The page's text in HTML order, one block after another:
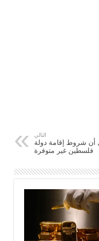
التالي
أن شروط إقامة دولة
فلسطين غير متوفرة